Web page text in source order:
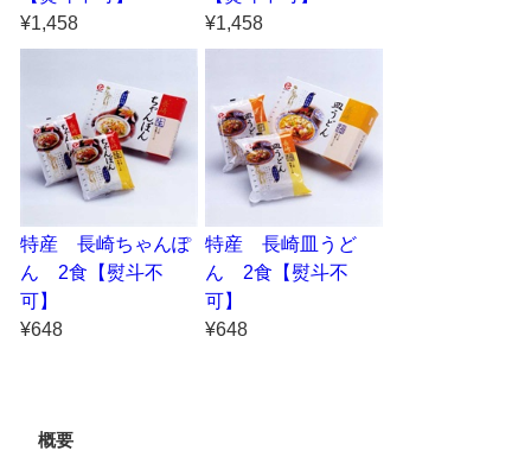
¥1,458
¥1,458
特産 長崎ちゃんぽ
ん 2食【熨斗不
可】
¥648
特産 長崎皿うど
ん 2食【熨斗不
可】
¥648
概要